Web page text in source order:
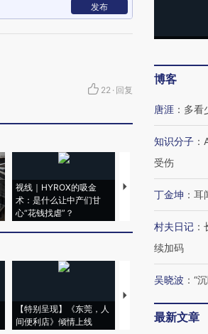
发布
22 · 回复
视线｜HYROX的吸金
术：是什么让中产们甘
心“花钱找虐”？
马航飞行员跨国走私7
粒摇头丸 尿检体内含
【特别呈现】《东莞，人
间便利店》倾情上线
【推广】走进第四届链
会，让数智科技“链”接
博客
唐涯 ： 多看
知识分子 ：
受伤
丁金坤 ： 耳
村夫日记 ：
续加码
吴晓波 ： “
最新文章